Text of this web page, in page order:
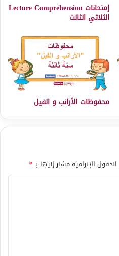
إمتحانات Lecture Comprehension
الثلاثي الثالث
محفوظات الأرانب و الفيل
الحقول الإلزامية مشار إليها بـ*